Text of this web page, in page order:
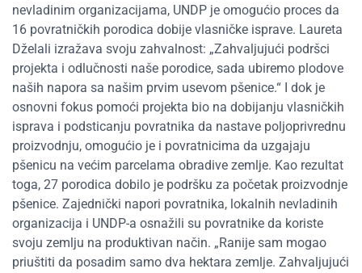
nevladinim organizacijama, UNDP je omogućio proces da
16 povratničkih porodica dobije vlasničke isprave. Laureta
Dželali izražava svoju zahvalnost: „Zahvaljujući podršci
projekta i odlučnosti naše porodice, sada ubiremo plodove
naših napora sa našim prvim usevom pšenice.“ I dok je
osnovni fokus pomoći projekta bio na dobijanju vlasničkih
isprava i podsticanju povratnika da nastave poljoprivrednu
proizvodnju, omogućio je i povratnicima da uzgajaju
pšenicu na većim parcelama obradive zemlje. Kao rezultat
toga, 27 porodica dobilo je podršku za početak proizvodnje
pšenice. Zajednički napori povratnika, lokalnih nevladinih
organizacija i UNDP-a osnažili su povratnike da koriste
svoju zemlju na produktivan način. „Ranije sam mogao
priuštiti da posadim samo dva hektara zemlje. Zahvaljujući